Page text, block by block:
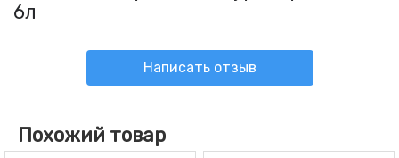
6л
Написать отзыв
Похожий товар